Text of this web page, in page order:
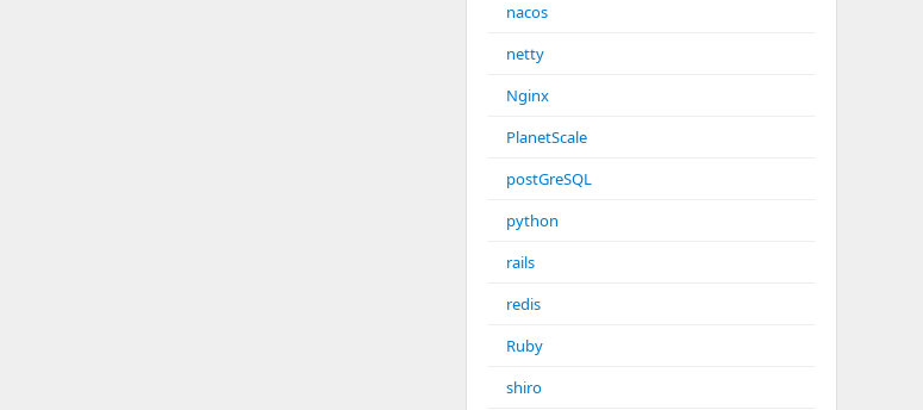
nacos
netty
Nginx
PlanetScale
postGreSQL
python
rails
redis
Ruby
shiro